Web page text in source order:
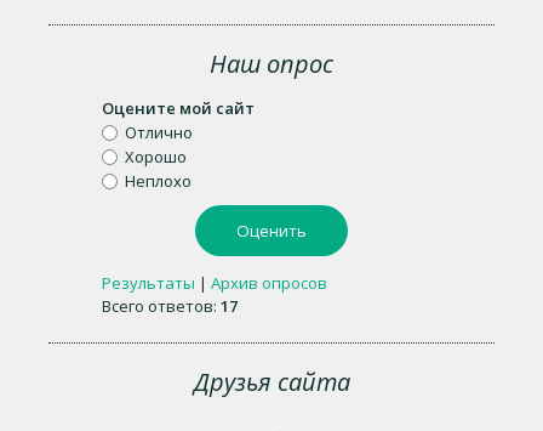
Наш опрос
Оцените мой сайт
Отлично
Хорошо
Неплохо
Результаты | Архив опросов
Всего ответов: 17
Друзья сайта